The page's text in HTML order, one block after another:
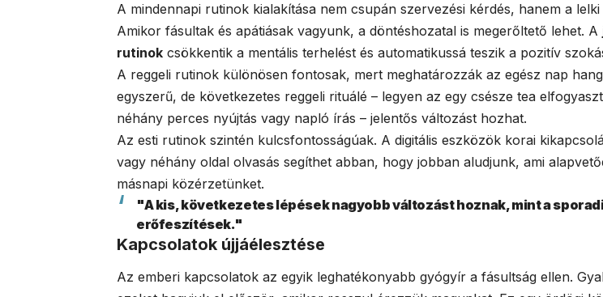
A mindennapi rutinok kialakítása nem csupán szervezési kérdés, hanem a lelki
Amikor fásultak és apátiásak vagyunk, a döntéshozatal is megerőltető lehet. A
rutinok csökkentik a mentális terhelést és automatikussá teszik a pozitív
A reggeli rutinok különösen fontosak, mert meghatározzák az egész nap
egyszerű, de következetes reggeli rituálé – legyen az egy csésze tea
néhány perces nyújtás vagy napló írás – jelentős változást hozhat.
Az esti rutinok szintén kulcsfontosságúak. A digitális eszközök korai
vagy néhány oldal olvasás segíthet abban, hogy jobban aludjunk, ami
másnapi közérzetünket.
"A kis, következetes lépések nagyobb változást hoznak, mint a
erőfeszítések."
Kapcsolatok újjáélesztése
Az emberi kapcsolatok az egyik leghatékonyabb gyógyír a fásultság ellen.